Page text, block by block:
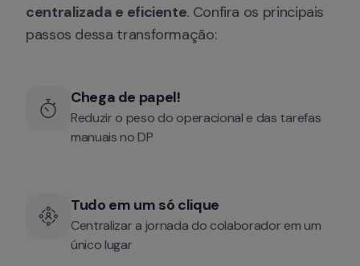
centralizada e eficiente. Confira os principais
passos dessa transformação:
Chega de papel!
Reduzir o peso do operacional e das tarefas
manuais no DP
Tudo em um só clique
Centralizar a jornada do colaborador em um
único lugar